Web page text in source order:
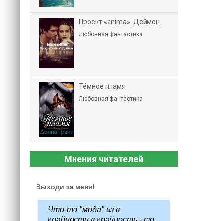
Проект «anima». Деймон
Любовная фантастика
Тёмное пламя
Любовная фантастика
Мнения читателей
Выходи за меня!
Что-то "мода" из в
крайности в крайность - то